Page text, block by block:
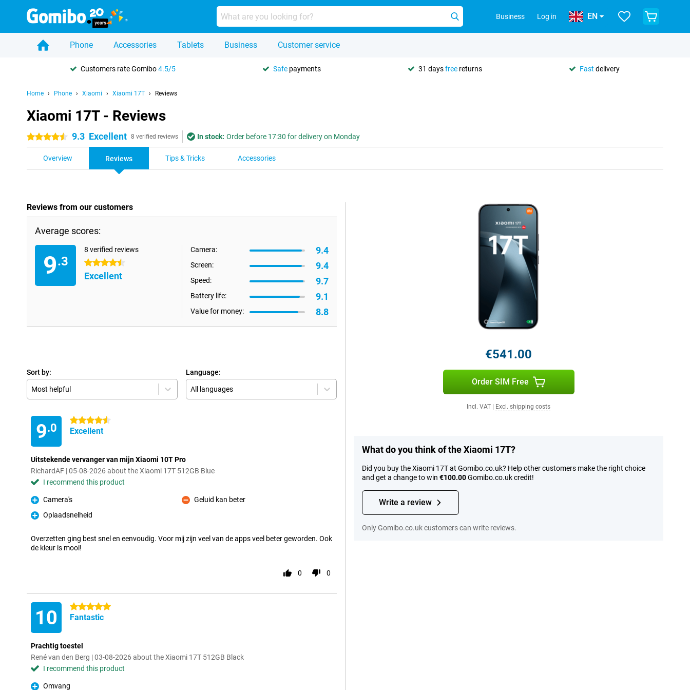
Business Log in EN
Phone Accessories Tablets Business Customer service
Customers rate Gomibo4.5/5 Safe payments 31 daysfree returns Fast delivery
Home Phone Xiaomi Xiaomi 17T Reviews
Xiaomi 17T - Reviews
4.5 stars 9.3 Excellent 8 verified reviews In stock: Order before 17:30 for delivery on Monday
Overview Reviews Tips & Tricks Accessories
Reviews from our customers
Average scores:
9.3
8 verified reviews
4.5 stars
Excellent
Camera: 9.4
Screen: 9.4
Speed: 9.7
Battery life: 9.1
Value for money: 8.8
Sort by:
Most helpful
Language:
All languages
9.0
4.5 stars
Excellent
Uitstekende vervanger van mijn Xiaomi 10T Pro
RichardAF | 05-08-2026 about the Xiaomi 17T 512GB Blue
I recommend this product
Pro
Camera's
Pro
Oplaadsnelheid
Con
Geluid kan beter
Overzetten ging best snel en eenvoudig. Voor mij zijn veel van de apps veel beter geworden. Ook
de kleur is mooi!
0 0
10 5 stars
Fantastic
Prachtig toestel
René van den Berg | 03-08-2026 about the Xiaomi 17T 512GB Black
I recommend this product
Omvang
€541.00
Order SIM Free
Incl. VAT Excl. shipping costs
What do you think of the Xiaomi 17T?
Did you buy the Xiaomi 17T at Gomibo.co.uk? Help other customers make the right choice
and get a change to win €100.00Gomibo.co.uk credit!
Write a review
Only Gomibo.co.uk customers can write reviews.